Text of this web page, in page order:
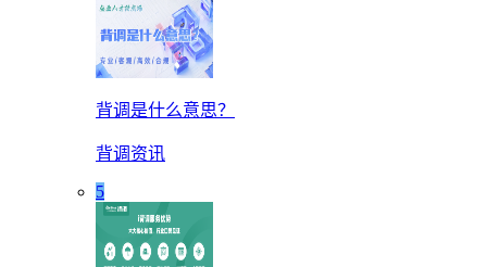
背调是什么意思？
背调资讯
5